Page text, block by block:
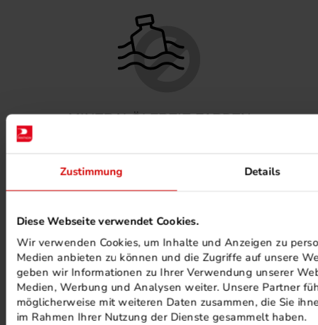
Zustimmung Details
Diese Webseite verwendet Cookies.
Wir verwenden Cookies, um Inhalte und Anzeigen zu
Medien anbieten zu können und die Zugriffe auf unsere
geben wir Informationen zu Ihrer Verwendung unserer
Medien, Werbung und Analysen weiter. Unsere Partner
möglicherweise mit weiteren Daten zusammen, die Sie
im Rahmen Ihrer Nutzung der Dienste gesammelt haben.
MINERALÖLFREIE FARBEN
PHOTOVOLTAIK ANLAGEN